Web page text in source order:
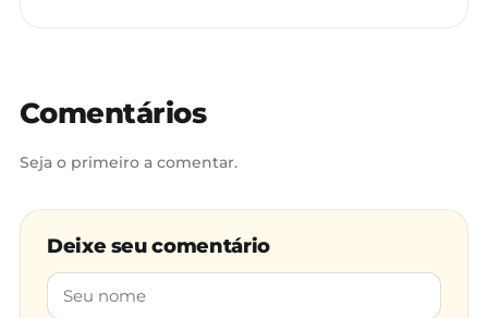
Comentários
Seja o primeiro a comentar.
Deixe seu comentário